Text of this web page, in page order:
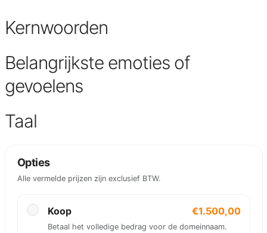
Kernwoorden
Belangrijkste emoties of
gevoelens
Taal
Opties
Alle vermelde prijzen zijn exclusief BTW.
Koop €1.500,00
Betaal het volledige bedrag voor de domeinnaam.